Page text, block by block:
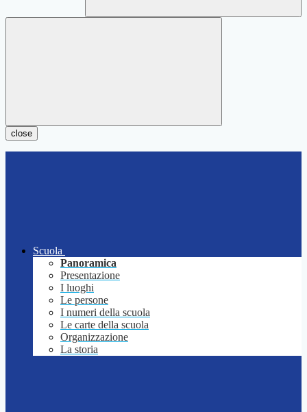
close
Scuola
Panoramica
Presentazione
I luoghi
Le persone
I numeri della scuola
Le carte della scuola
Organizzazione
La storia